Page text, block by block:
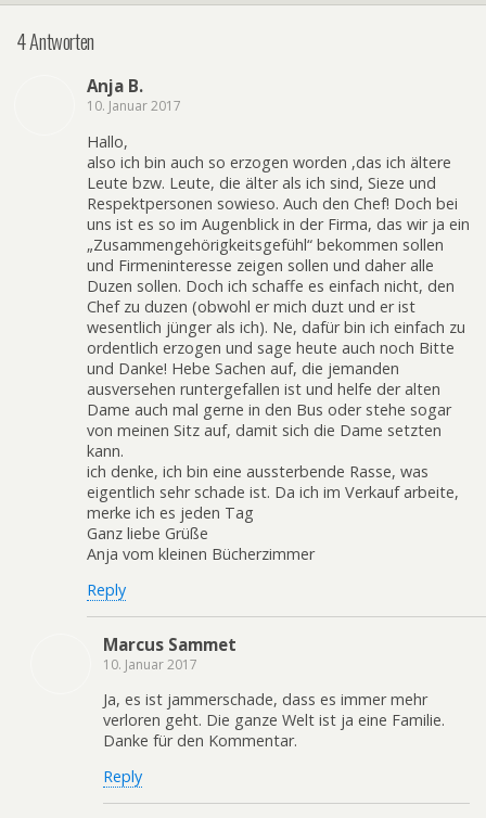
4 Antworten
Anja B.
10. Januar 2017
Hallo,
also ich bin auch so erzogen worden ,das ich ältere
Leute bzw. Leute, die älter als ich sind, Sieze und
Respektpersonen sowieso. Auch den Chef! Doch bei
uns ist es so im Augenblick in der Firma, das wir ja ein
„Zusammengehörigkeitsgefühl“ bekommen sollen
und Firmeninteresse zeigen sollen und daher alle
Duzen sollen. Doch ich schaffe es einfach nicht, den
Chef zu duzen (obwohl er mich duzt und er ist
wesentlich jünger als ich). Ne, dafür bin ich einfach zu
ordentlich erzogen und sage heute auch noch Bitte
und Danke! Hebe Sachen auf, die jemanden
ausversehen runtergefallen ist und helfe der alten
Dame auch mal gerne in den Bus oder stehe sogar
von meinen Sitz auf, damit sich die Dame setzten
kann.
ich denke, ich bin eine aussterbende Rasse, was
eigentlich sehr schade ist. Da ich im Verkauf arbeite,
merke ich es jeden Tag
Ganz liebe Grüße
Anja vom kleinen Bücherzimmer
Reply
Marcus Sammet
10. Januar 2017
Ja, es ist jammerschade, dass es immer mehr
verloren geht. Die ganze Welt ist ja eine Familie.
Danke für den Kommentar.
Reply